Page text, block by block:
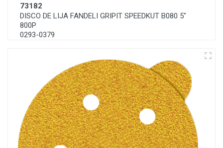
73182
DISCO DE LIJA FANDELI GRIPIT SPEEDKUT B080 5"
800P
0293-0379